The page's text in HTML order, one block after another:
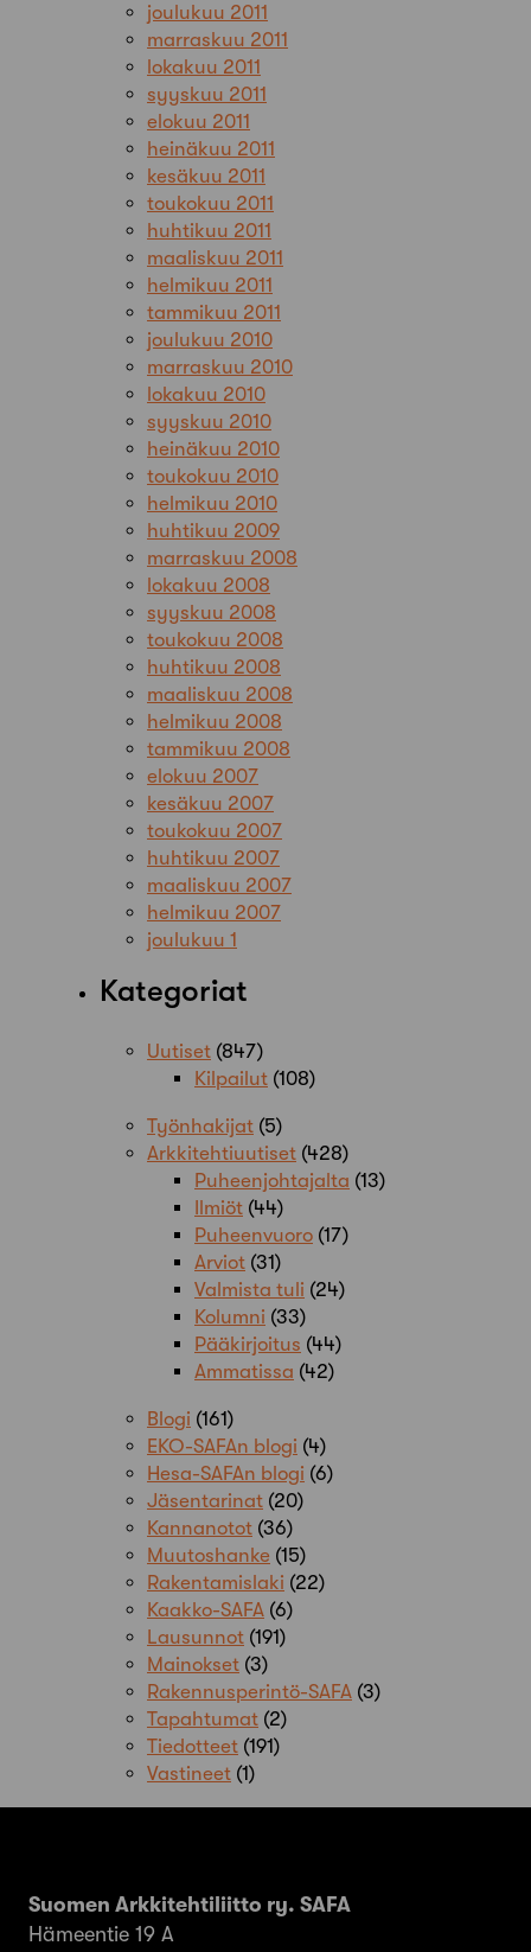
joulukuu 2011
marraskuu 2011
lokakuu 2011
syyskuu 2011
elokuu 2011
heinäkuu 2011
kesäkuu 2011
toukokuu 2011
huhtikuu 2011
maaliskuu 2011
helmikuu 2011
tammikuu 2011
joulukuu 2010
marraskuu 2010
lokakuu 2010
syyskuu 2010
heinäkuu 2010
toukokuu 2010
helmikuu 2010
huhtikuu 2009
marraskuu 2008
lokakuu 2008
syyskuu 2008
toukokuu 2008
huhtikuu 2008
maaliskuu 2008
helmikuu 2008
tammikuu 2008
elokuu 2007
kesäkuu 2007
toukokuu 2007
huhtikuu 2007
maaliskuu 2007
helmikuu 2007
joulukuu 1
Kategoriat
Uutiset (847)
Kilpailut (108)
Työnhakijat (5)
Arkkitehtiuutiset (428)
Puheenjohtajalta (13)
Ilmiöt (44)
Puheenvuoro (17)
Arviot (31)
Valmista tuli (24)
Kolumni (33)
Pääkirjoitus (44)
Ammatissa (42)
Blogi (161)
EKO-SAFAn blogi (4)
Hesa-SAFAn blogi (6)
Jäsentarinat (20)
Kannanotot (36)
Muutoshanke (15)
Rakentamislaki (22)
Kaakko-SAFA (6)
Lausunnot (191)
Mainokset (3)
Rakennusperintö-SAFA (3)
Tapahtumat (2)
Tiedotteet (191)
Vastineet (1)
Suomen Arkkitehtiliitto ry. SAFA
Hämeentie 19 A